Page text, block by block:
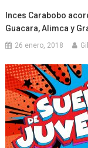
Inces Carabobo
Guacara, Alimca y
26 enero, 2018